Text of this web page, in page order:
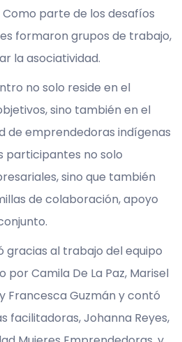
parte de los desafíos
formaron grupos de trabajo,
la asociatividad.
no solo reside en el
sino también en el
de emprendedoras indígenas
participantes no solo
sino que también
de colaboración, apoyo
gracias al trabajo del equipo
por Camila De La Paz, Marisel
Francesca Guzmán y contó
facilitadoras, Johanna Reyes,